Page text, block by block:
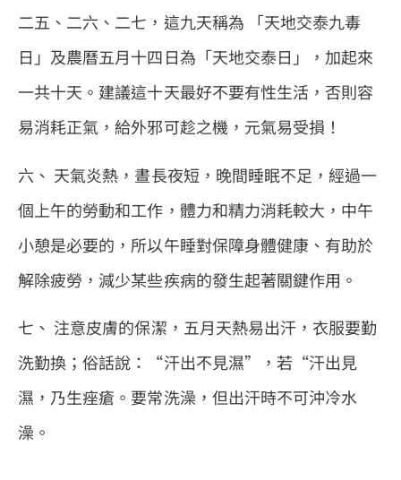
二五、二六、二七，這九天稱為 「天地交泰九毒
日」及農曆五月十四日為「天地交泰日」，加起來
一共十天。建議這十天最好不要有性生活，否則容
易消耗正氣，給外邪可趁之機，元氣易受損！
六、 天氣炎熱，晝長夜短，晚間睡眠不足，經過一
個上午的勞動和工作，體力和精力消耗較大，中午
小憩是必要的，所以午睡對保障身體健康、有助於
解除疲勞，減少某些疾病的發生起著關鍵作用。
七、 注意皮膚的保潔，五月天熱易出汗，衣服要勤
洗勤換；俗話說：“汗出不見濕”，若“汗出見
濕，乃生痤瘡。要常洗澡，但出汗時不可沖冷水
澡。